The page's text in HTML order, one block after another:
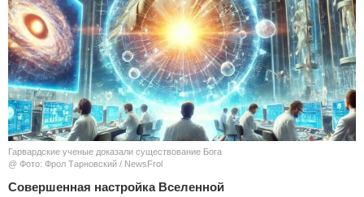
КУЛЬТУРА
НАУКА
СПОРТ
ШОУ-БИЗНЕС
АВТО И МОТО
ЭГОИЗМ
Гарвардские ученые доказали существование Бога
@ Фото: Фрол Тарновский / NewsFrol
Совершенная настройка Вселенной